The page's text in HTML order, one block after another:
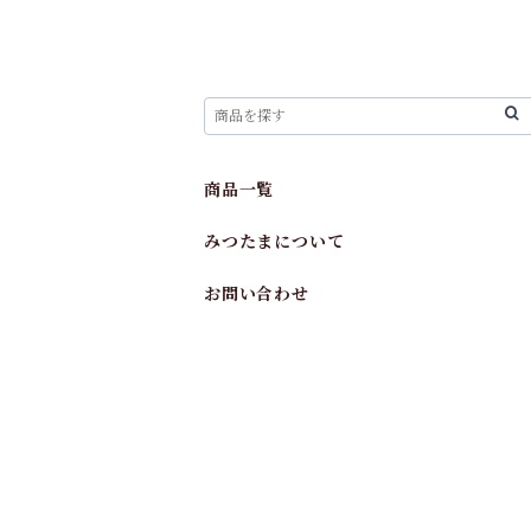
商品一覧
みつたまについて
お問い合わせ